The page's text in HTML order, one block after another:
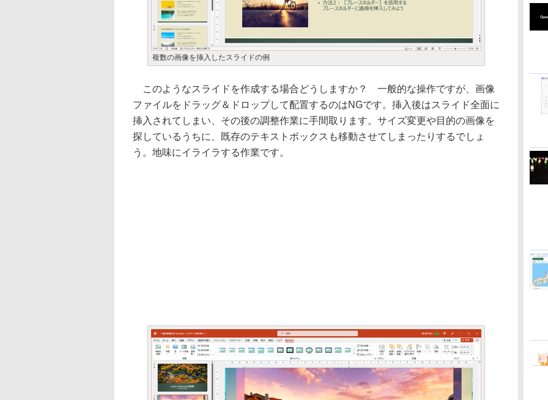
複数の画像を挿入したスライドの例
このようなスライドを作成する場合どうしますか？ 一般的な操作ですが、画像
ファイルをドラッグ＆ドロップして配置するのはNGです。挿入後はスライド全面に
挿入されてしまい、その後の調整作業に手間取ります。サイズ変更や目的の画像を
探しているうちに、既存のテキストボックスも移動させてしまったりするでしょ
う。地味にイライラする作業です。